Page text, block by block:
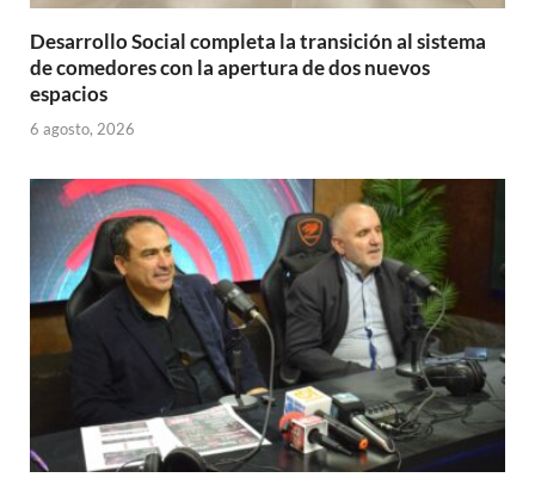
Desarrollo Social completa la transición al sistema
de comedores con la apertura de dos nuevos
espacios
6 agosto, 2026